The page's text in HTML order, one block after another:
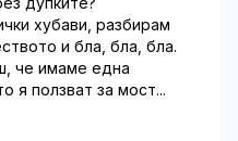
хубави, разбирам
и бла, бла, бла.
че имаме една
я ползват за мост...